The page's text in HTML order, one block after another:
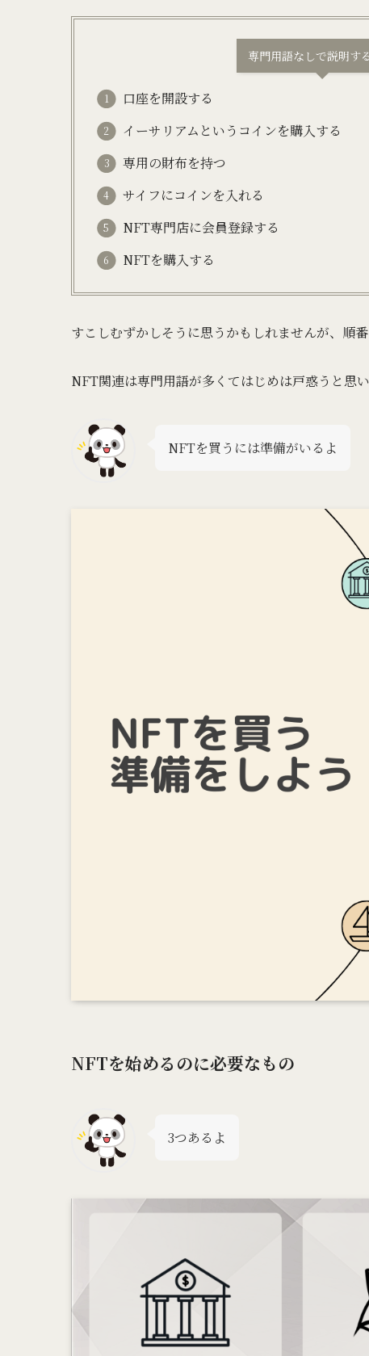
専門用語なしで説明す
口座を開設する
イーサリアムというコインを購入する
専用の財布を持つ
サイフにコインを入れる
NFT専門店に会員登録する
NFTを購入する
すこしむずかしそうに思うかもしれませんが、順
NFT関連は専門用語が多くてはじめは戸惑うと思
NFTを買うには準備がいるよ
NFTを始めるのに必要なもの
3つあるよ